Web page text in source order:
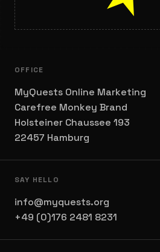
OFFICE
MyQuests Online Marketing
Carefree Monkey Brand
Holsteiner Chaussee 193
22457 Hamburg
SAY HELLO
info@myquests.org
+49 (0)176 2481 8231